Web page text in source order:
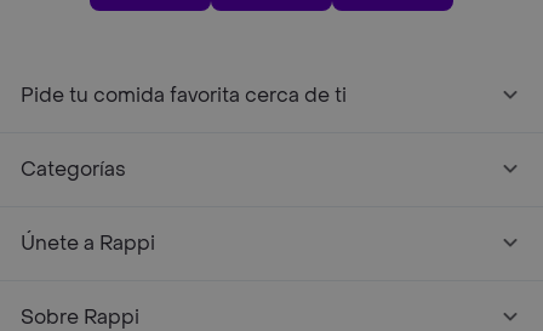
Pide tu comida favorita cerca de ti
Categorías
Únete a Rappi
Sobre Rappi